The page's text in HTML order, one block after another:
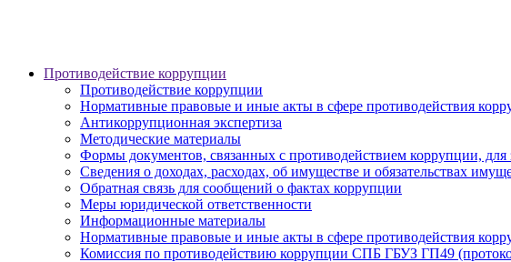
Противодействие коррупции
Противодействие коррупции
Нормативные правовые и иные акты в сфере противодействия
Антикоррупционная экспертиза
Методические материалы
Формы документов, связанных с противодействием коррупции, для
Сведения о доходах, расходах, об имуществе и обязательствах
Обратная связь для сообщений о фактах коррупции
Меры юридической ответственности
Информационные материалы
Нормативные правовые и иные акты в сфере противодействия
Комиссия по противодействию коррупции СПБ ГБУЗ ГП49